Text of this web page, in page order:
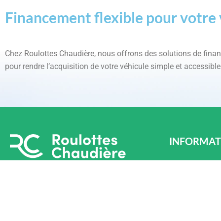
Financement flexible pour
Chez Roulottes Chaudière, nous offrons des solutions de
pour rendre l’acquisition de votre véhicule simple et